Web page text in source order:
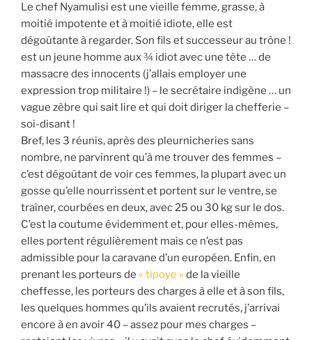
Le chef Nyamulisi est une vieille femme, grasse, à
moitié impotente et à moitié idiote, elle est
dégoûtante à regarder. Son fils et successeur au trône !
est un jeune homme aux ¾ idiot avec une tête … de
massacre des innocents (j’allais employer une
expression trop militaire !) – le secrétaire indigène … un
vague zèbre qui sait lire et qui doit diriger la chefferie –
soi-disant !
Bref, les 3 réunis, après des pleurnicheries sans
nombre, ne parvinrent qu’à me trouver des femmes –
c’est dégoûtant de voir ces femmes, la plupart avec un
gosse qu’elle nourrissent et portent sur le ventre, se
traîner, courbées en deux, avec 25 ou 30 kg sur le dos.
C’est la coutume évidemment et, pour elles-mêmes,
elles portent régulièrement mais ce n’est pas
admissible pour la caravane d’un européen. Enfin, en
prenant les porteurs de « tipoye » de la vieille
cheffesse, les porteurs des charges à elle et à son fils,
les quelques hommes qu’ils avaient recrutés, j’arrivai
encore à en avoir 40 – assez pour mes charges –